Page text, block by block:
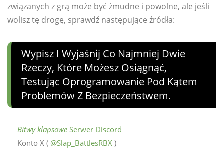
związanych z grą może być żmudne i powolne, ale jeśli
wolisz tę drogę, sprawdź następujące źródła:
Wypisz I Wyjaśnij Co Najmniej Dwie
Rzeczy, Które Możesz Osiągnąć,
Testując Oprogramowanie Pod Kątem
Problemów Z Bezpieczeństwem.
Bitwy klapsowe Serwer Discord
Konto X ( @Slap_BattlesRBX )